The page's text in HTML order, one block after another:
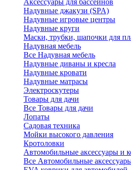
Аксессуары для бассейнов
Надувные джакузи (SPA)
Надувные игровые центры
Надувные круги
Маски, трубки, шапочки для
Надувная мебель
Все Надувная мебель
Надувные диваны и кресла
Надувные кровати
Надувные матрасы
Электроскутеры
Товары для дачи
Все Товары для дачи
Лопаты
Садовая техника
Мойки высокого давления
Кротоловки
Автомобильные аксессуары и
Все Автомобильные